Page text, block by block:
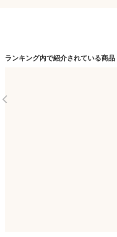
ランキング内で紹介されている商品